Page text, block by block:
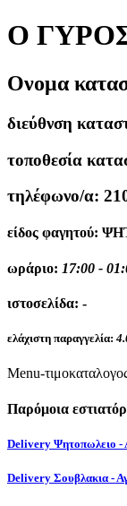
Ο
Ονομα
διεύθνση
τοποθεσία
τηλέφωνο/α:
είδος φαγητού:
ωράριο: 17:00 -
ιστοσελίδα: -
ελάχιστη παραγγελία:
Menu-
Παρόμοια
Delivery Ψητοπωλειο -
Delivery Σουβλακια -